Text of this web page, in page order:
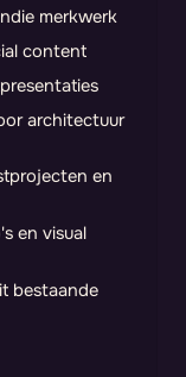
merkwerk
content
architectuur
en
en visual
bestaande